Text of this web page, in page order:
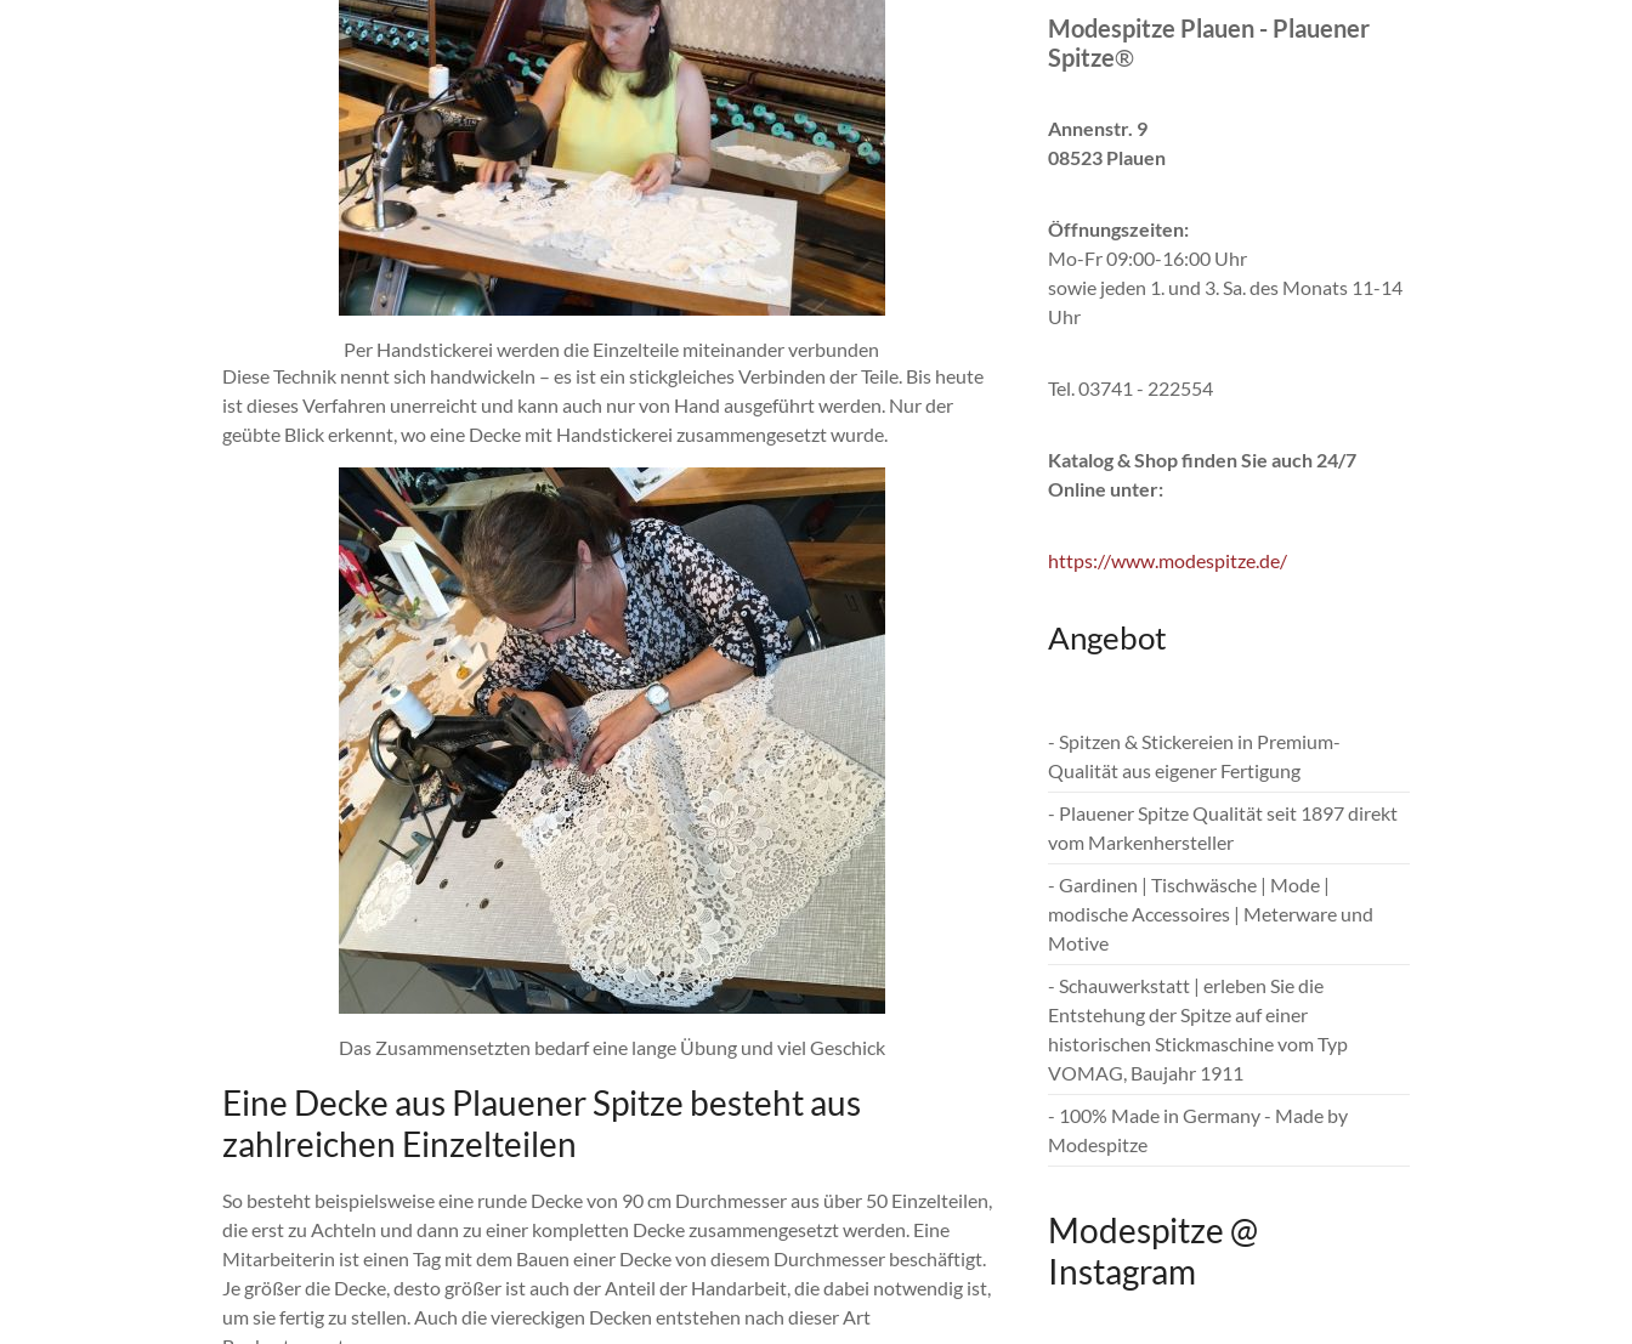
Per Handstickerei werden die Einzelteile miteinander verbunden
Diese Technik nennt sich handwickeln – es ist ein stickgleiches Verbinden der Teile. Bis heute
ist dieses Verfahren unerreicht und kann auch nur von Hand ausgeführt werden. Nur der
geübte Blick erkennt, wo eine Decke mit Handstickerei zusammengesetzt wurde.
Das Zusammensetzten bedarf eine lange Übung und viel Geschick
Eine Decke aus Plauener Spitze besteht aus
zahlreichen Einzelteilen
So besteht beispielsweise eine runde Decke von 90 cm Durchmesser aus über 50 Einzelteilen,
die erst zu Achteln und dann zu einer kompletten Decke zusammengesetzt werden. Eine
Mitarbeiterin ist einen Tag mit dem Bauen einer Decke von diesem Durchmesser beschäftigt.
Je größer die Decke, desto größer ist auch der Anteil der Handarbeit, die dabei notwendig ist,
um sie fertig zu stellen. Auch die viereckigen Decken entstehen nach dieser Art
Modespitze Plauen - Plauener
Spitze®
Annenstr. 9
08523 Plauen
Öffnungszeiten:
Mo-Fr 09:00-16:00 Uhr
sowie jeden 1. und 3. Sa. des Monats 11-14
Uhr
Tel. 03741 - 222554
Katalog & Shop finden Sie auch 24/7
Online unter:
https://www.modespitze.de/
Angebot
- Spitzen & Stickereien in Premium-
Qualität aus eigener Fertigung
- Plauener Spitze Qualität seit 1897 direkt
vom Markenhersteller
- Gardinen | Tischwäsche | Mode |
modische Accessoires | Meterware und
Motive
- Schauwerkstatt | erleben Sie die
Entstehung der Spitze auf einer
historischen Stickmaschine vom Typ
VOMAG, Baujahr 1911
- 100% Made in Germany - Made by
Modespitze
Modespitze @
Instagram